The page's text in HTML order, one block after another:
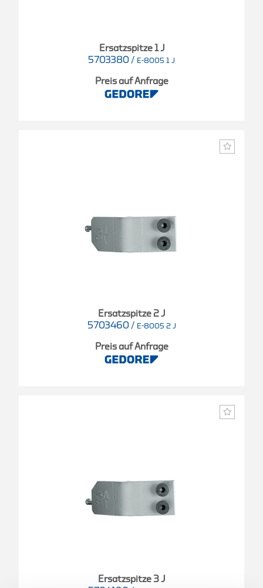
Ersatzspitze 1 J
5703380 / E-8005 1 J
Preis auf Anfrage
Ersatzspitze 2 J
5703460 / E-8005 2 J
Preis auf Anfrage
Ersatzspitze 3 J